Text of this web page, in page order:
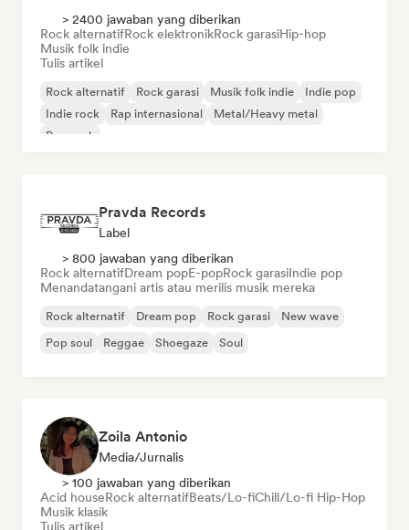
> 2400 jawaban yang diberikan
Rock alternatifRock elektronikRock garasiHip-hop
Musik folk indie
Tulis artikel
Rock alternatif Rock garasi Musik folk indie
Indie pop
Indie rock
Rap internasional
Metal/Heavy metal
Pop rock
Pravda Records
Label
> 800 jawaban yang diberikan
Rock alternatifDream popE-popRock garasiIndie pop
Menandatangani artis atau merilis musik mereka
Rock alternatif Dream pop Rock garasi
New wave
Pop soul
Reggae Shoegaze Soul
Zoila Antonio
Media/Jurnalis
> 100 jawaban yang diberikan
Acid houseRock alternatifBeats/Lo-fiChill/Lo-fi Hip-Hop
Musik klasik
Tulis artikel